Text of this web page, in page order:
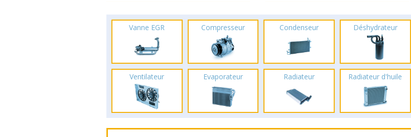
Vanne EGR Compresseur Condenseur Déshydrateur
Ventilateur Evaporateur Radiateur Radiateur d'huile